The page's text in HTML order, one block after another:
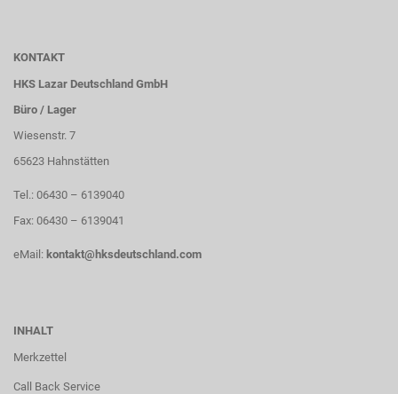
KONTAKT
HKS Lazar Deutschland GmbH
Büro / Lager
Wiesenstr. 7
65623 Hahnstätten
Tel.: 06430 – 6139040
Fax: 06430 – 6139041
eMail: kontakt@hksdeutschland.com
INHALT
Merkzettel
Call Back Service